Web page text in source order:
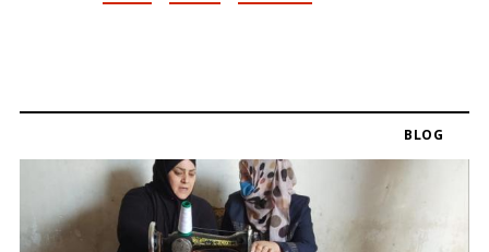
BLOG